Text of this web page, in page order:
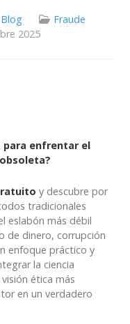
Blog
Fraude
2025
para enfrentar el
y descubre por
tradicionales
eslabón más débil
de dinero, corrupción
enfoque práctico y
la ciencia
ética más
en un verdadero